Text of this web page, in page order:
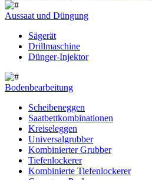
Aussaat und Düngung
Sägerät
Drillmaschine
Dünger-Injektor
Bodenbearbeitung
Scheibeneggen
Saatbettkombinationen
Kreiseleggen
Universalgrubber
Kombinierter Grubber
Tiefenlockerer
Kombinierte Tiefenlockerer